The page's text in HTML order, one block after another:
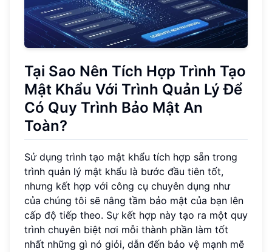
Tại Sao Nên Tích Hợp Trình Tạo
Mật Khẩu Với Trình Quản Lý Để
Có Quy Trình Bảo Mật An
Toàn?
Sử dụng trình tạo mật khẩu tích hợp sẵn trong
trình quản lý mật khẩu là bước đầu tiên tốt,
nhưng kết hợp với công cụ chuyên dụng như
của chúng tôi sẽ nâng tầm bảo mật của bạn lên
cấp độ tiếp theo. Sự kết hợp này tạo ra một quy
trình chuyên biệt nơi mỗi thành phần làm tốt
nhất những gì nó giỏi, dẫn đến bảo vệ mạnh mẽ